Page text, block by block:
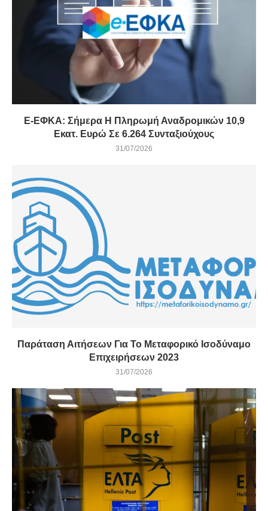
E-ΕΦΚΑ: Σήμερα Η Πληρωμή Αναδρομικών 10,9
Εκατ. Ευρώ Σε 6.264 Συνταξιούχους
31/07/2026
Παράταση Αιτήσεων Για Το Μεταφορικό Ισοδύναμο
Επιχειρήσεων 2023
31/07/2026